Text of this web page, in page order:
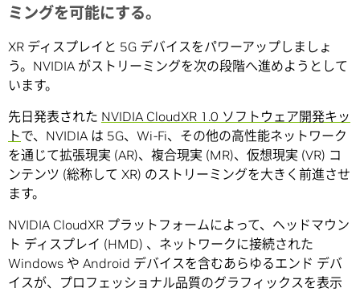
ミングを可能にする。
XR ディスプレイと 5G デバイスをパワーアップしましょ
う。NVIDIA がストリーミングを次の段階へ進めようとして
います。
先日発表された NVIDIA CloudXR 1.0 ソフトウェア開発キッ
トで、NVIDIA は 5G、Wi-Fi、その他の高性能ネットワーク
を通じて拡張現実 (AR)、複合現実 (MR)、仮想現実 (VR) コ
ンテンツ (総称して XR) のストリーミングを大きく前進させ
ます。
NVIDIA CloudXR プラットフォームによって、ヘッドマウン
ト ディスプレイ (HMD) 、ネットワークに接続された
Windows や Android デバイスを含むあらゆるエンド デバ
イスが、プロフェッショナル品質のグラフィックスを表示